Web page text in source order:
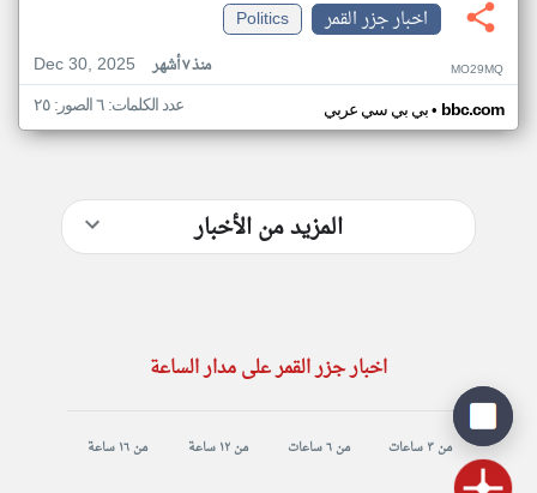
اخبار جزر القمر
Politics
Dec 30, 2025
منذ ٧ أشهر MO29MQ
بي بي سي عربي• bbc.com عدد الكلمات: ٦ الصور: ٢٥
المزيد من الأخبار
اخبار جزر القمر على مدار الساعة
من ٣ ساعات من ٦ ساعات من ١٢ ساعة من ١٦ ساعة